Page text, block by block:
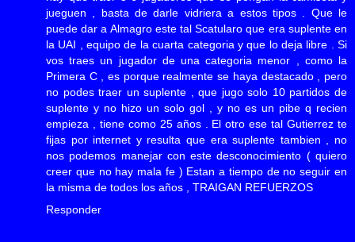
jueguen , basta de darle vidriera a estos tipos . Que le
puede dar a Almagro este tal Scatularo que era suplente en
la UAI , equipo de la cuarta categoria y que lo deja libre . Si
vos traes un jugador de una categoria menor , como la
Primera C , es porque realmente se haya destacado , pero
no podes traer un suplente , que jugo solo 10 partidos de
suplente y no hizo un solo gol , y no es un pibe q recien
empieza , tiene como 25 años . El otro ese tal Gutierrez te
fijas por internet y resulta que era suplente tambien , no
nos podemos manejar con este desconocimiento ( quiero
creer que no hay mala fe ) Estan a tiempo de no seguir en
la misma de todos los años , TRAIGAN REFUERZOS
Responder